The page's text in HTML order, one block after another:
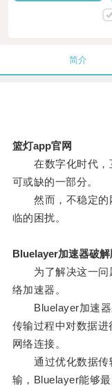
简介
篮灯app官网
在数字化时代，
可或缺的一部分。
然而，不稳定的
临的困扰。
Bluelayer加速器破解
为了解决这一问
络加速器。
Bluelayer加速器
传输过程中对数据
网络连接。
通过优化数据传
输，Bluelayer能够